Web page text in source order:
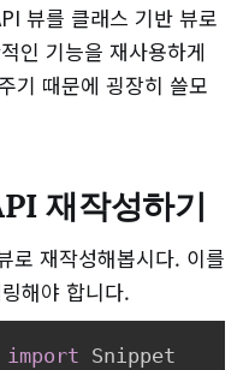
뷰를 클래스 기반 뷰로
인 기능을 재사용하게
기 때문에 굉장히 쓸모
재작성하기
로 재작성해봅시다. 이를
해야 합니다.
import